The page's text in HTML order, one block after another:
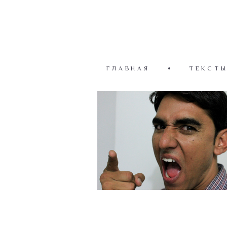
ГЛАВНАЯ ТЕКСТЫ